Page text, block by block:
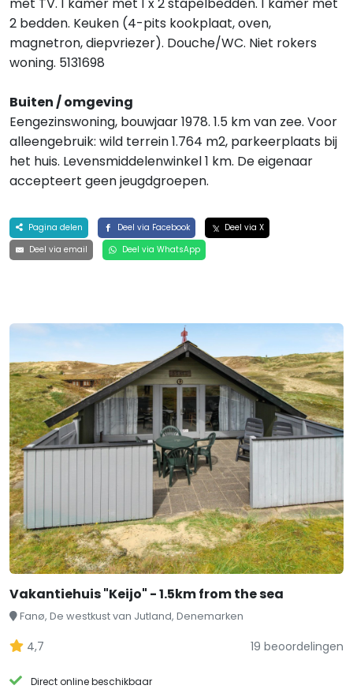
2 bedden. Keuken (4-pits kookplaat, oven,
magnetron, diepvriezer). Douche/WC. Niet rokers
woning. 5131698
Buiten / omgeving
Eengezinswoning, bouwjaar 1978. 1.5 km van zee. Voor
alleengebruik: wild terrein 1.764 m2, parkeerplaats bij
het huis. Levensmiddelenwinkel 1 km. De eigenaar
accepteert geen jeugdgroepen.
Pagina delen Deel via Facebook
Deel via X
Deel via email
Deel via WhatsApp
Vakantiehuis "Keijo" - 1.5km from the sea
Fanø, De westkust van Jutland, Denemarken
4,7 19 beoordelingen
Direct online beschikbaar